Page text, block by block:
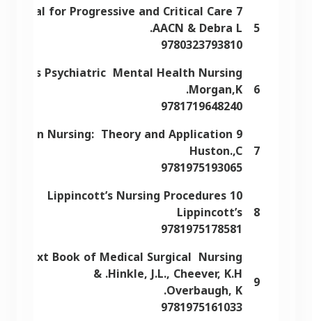
5
7 AACN Procedure Manual for Progressive and Critical Care
AACN & Debra L.
9780323793810
6
Psychiatric Mental Health Nursing
Morgan,K.
9781719648240
7
9 Leadership Roles and Management Functions in Nursing: Theory and Application
Huston.,C
9781975193065
8
10 Lippincott’s Nursing Procedures
Lippincott’s
9781975178581
9
Text Book of Medical Surgical Nursing.
Hinkle, J.L., Cheever, K.H. &
Overbaugh, K.
9781975161033